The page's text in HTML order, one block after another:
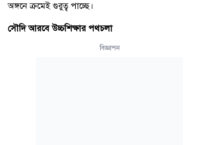
অঙ্গনে ক্রমেই গুরুত্ব পাচ্ছে।
সৌদি আরবে উচ্চশিক্ষার পথচলা
বিজ্ঞাপন